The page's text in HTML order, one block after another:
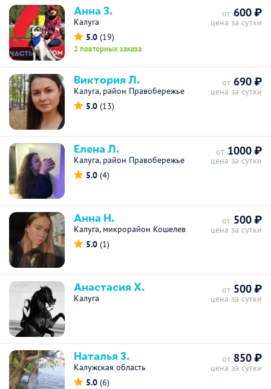
Анна З.
Калуга
5.0 (19)
2 повторных заказа
от 600 ₽
цена за сутки
Виктория Л.
Калуга, район Правобережье
5.0 (13)
от 690 ₽
цена за сутки
Елена Л.
Калуга, район Правобережье
5.0 (4)
от 1000 ₽
цена за сутки
Анна Н.
Калуга, микрорайон Кошелев
5.0 (1)
от 500 ₽
цена за сутки
Анастасия Х.
Калуга
от 500 ₽
цена за сутки
Наталья З.
Калужская область
5.0 (6)
от 850 ₽
цена за сутки